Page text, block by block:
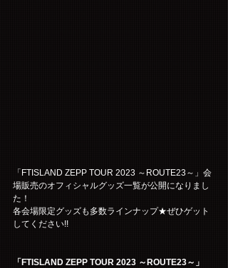
「FTISLAND ZEPP TOUR 2023 ～ROUTE23～」会
場販売のオフィシャルグッズ一覧が公開になりまし
た！
各会場限定グッズも多数ラインナップ★ぜひゲット
してください!!
「FTISLAND ZEPP TOUR 2023 ～ROUTE23～」